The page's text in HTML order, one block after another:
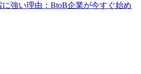
強い理由：BtoB企業が今すぐ始め